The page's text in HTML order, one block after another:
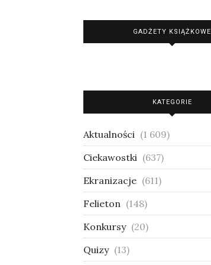
GADŻETY KSIĄŻKOWE
KATEGORIE
Aktualności (1 609)
Ciekawostki (637)
Ekranizacje (611)
Felieton (148)
Konkursy (20)
Quizy (13)